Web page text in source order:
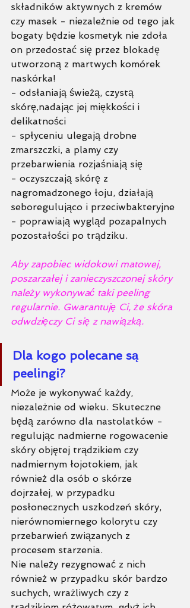
składników aktywnych z kremów
czy masek - niezależnie od tego jak
bogaty będzie kosmetyk nie zdoła
on przedostać się przez blokadę
utworzoną z martwych komórek
naskórka!
- odsłaniają świeżą, czystą
skórę,nadając jej miękkości i
delikatności
- spłyceniu ulegają drobne
zmarszczki, a plamy czy
przebarwienia rozjaśniają się
- oczyszczają skórę z
nagromadzonego łoju, działają
seboregulująco i przeciwbakteryjne
- poprawiają wygląd pozapalnych
pozostałości po trądziku.
Aby zapobiec widokowi matowej,
poszarzałej i zanieczyszczonej skóry
należy wykonywać taki peeling
regularnie. Gwarantuję Ci, że skóra
odwdzięczy Ci się z nawiązką.
Dla kogo polecane są
peelingi?
Może je wykonywać każdy,
niezależnie od wieku. Skuteczne
będą zarówno dla nastolatków -
regulując nadmierne rogowacenie
skóry objętej trądzikiem czy
nadmiernym łojotokiem, jak
również dla osób o skórze
dojrzałej, w przypadku
posłonecznych uszkodzeń skóry,
nierównomiernego kolorytu czy
przebarwień związanych z
procesem starzenia.
Nie należy rezygnować z nich
również w przypadku skór bardzo
suchych, wrażliwych czy z